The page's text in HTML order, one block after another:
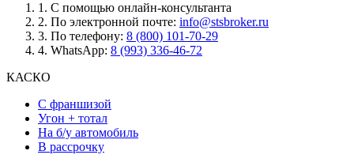
1. С помощью онлайн-консультанта
2. По электронной почте: info@stsbroker.ru
3. По телефону: 8 (800) 101-70-29
4. WhatsApp: 8 (993) 336-46-72
КАСКО
С франшизой
Угон + тотал
На б/у автомобиль
В рассрочку